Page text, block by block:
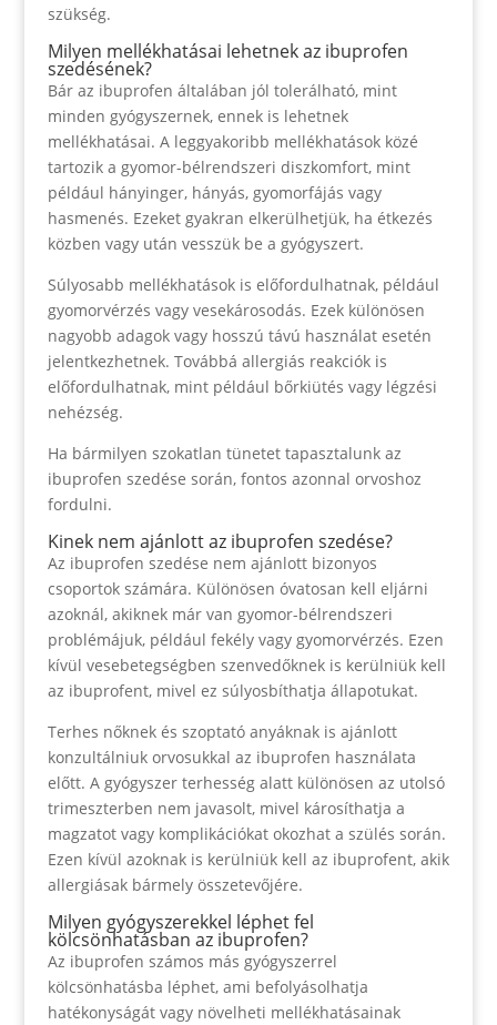
szükség.
Milyen mellékhatásai lehetnek az ibuprofen
szedésének?
Bár az ibuprofen általában jól tolerálható, mint
minden gyógyszernek, ennek is lehetnek
mellékhatásai. A leggyakoribb mellékhatások közé
tartozik a gyomor-bélrendszeri diszkomfort, mint
például hányinger, hányás, gyomorfájás vagy
hasmenés. Ezeket gyakran elkerülhetjük, ha étkezés
közben vagy után vesszük be a gyógyszert.
Súlyosabb mellékhatások is előfordulhatnak, például
gyomorvérzés vagy vesekárosodás. Ezek különösen
nagyobb adagok vagy hosszú távú használat esetén
jelentkezhetnek. Továbbá allergiás reakciók is
előfordulhatnak, mint például bőrkiütés vagy légzési
nehézség.
Ha bármilyen szokatlan tünetet tapasztalunk az
ibuprofen szedése során, fontos azonnal orvoshoz
fordulni.
Kinek nem ajánlott az ibuprofen szedése?
Az ibuprofen szedése nem ajánlott bizonyos
csoportok számára. Különösen óvatosan kell eljárni
azoknál, akiknek már van gyomor-bélrendszeri
problémájuk, például fekély vagy gyomorvérzés. Ezen
kívül vesebetegségben szenvedőknek is kerülniük kell
az ibuprofent, mivel ez súlyosbíthatja állapotukat.
Terhes nőknek és szoptató anyáknak is ajánlott
konzultálniuk orvosukkal az ibuprofen használata
előtt. A gyógyszer terhesség alatt különösen az utolsó
trimeszterben nem javasolt, mivel károsíthatja a
magzatot vagy komplikációkat okozhat a szülés során.
Ezen kívül azoknak is kerülniük kell az ibuprofent, akik
allergiásak bármely összetevőjére.
Milyen gyógyszerekkel léphet fel
kölcsönhatásban az ibuprofen?
Az ibuprofen számos más gyógyszerrel
kölcsönhatásba léphet, ami befolyásolhatja
hatékonyságát vagy növelheti mellékhatásainak